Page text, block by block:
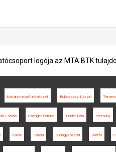
logója az MTA BTK
kortárs képzőművészet Bukovszky László
László Csenger Ferenc Linder Béla Pozsony
Varsó Kassa Szilágykövesd Bártfa